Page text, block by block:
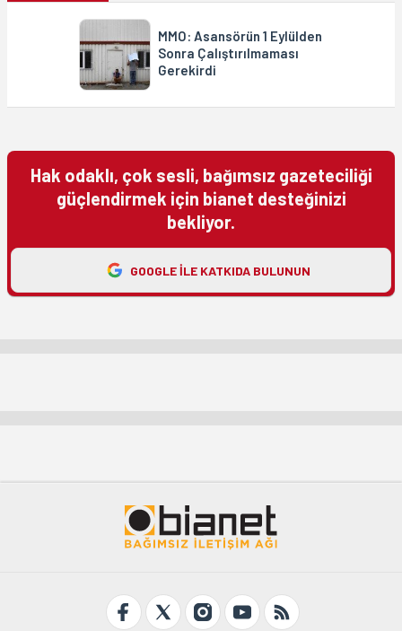
MMO: Asansörün 1 Eylülden
Sonra Çalıştırılmaması
Gerekirdi
Hak odaklı, çok sesli, bağımsız gazeteciliği
güçlendirmek için bianet desteğinizi
bekliyor.
GOOGLE ILE KATKIDA BULUNUN